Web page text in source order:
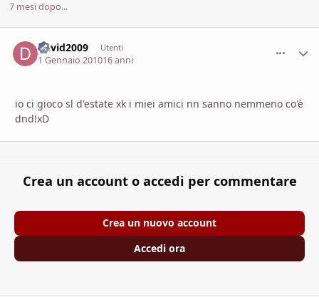
7 mesi dopo...
David2009 Utenti
1 Gennaio 201016 anni
io ci gioco sl d'estate xk i miei amici nn sanno nemmeno co'è
dnd!xD
Crea un account o accedi per commentare
Crea un nuovo account
Accedi ora